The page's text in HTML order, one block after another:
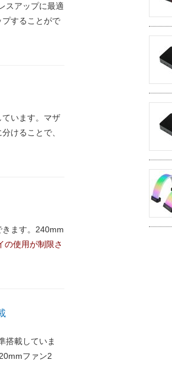
スアップに最適
することがで
います。マザ
けることで、
ます。240mm
使用が制限さ
搭載していま
ファン2